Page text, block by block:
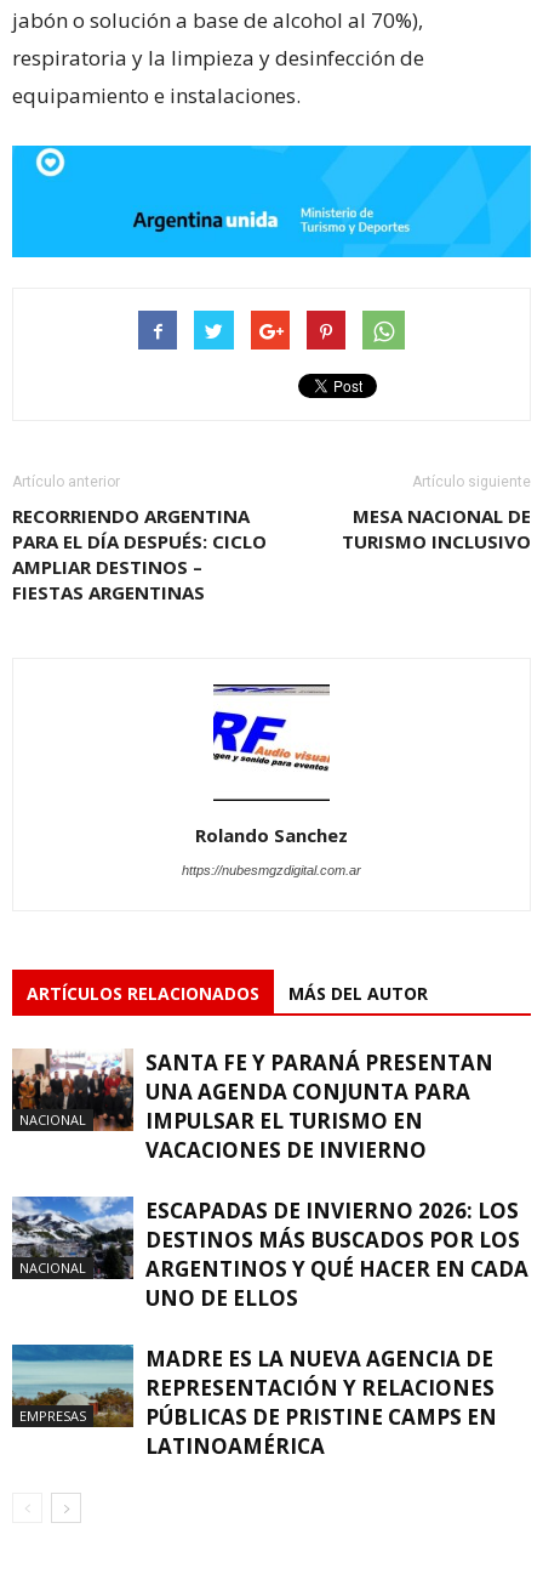
jabón o solución a base de alcohol al 70%),
respiratoria y la limpieza y desinfección de
equipamiento e instalaciones.
Artículo anterior
RECORRIENDO ARGENTINA
PARA EL DÍA DESPUÉS: CICLO
AMPLIAR DESTINOS –
FIESTAS ARGENTINAS
Artículo siguiente
MESA NACIONAL DE
TURISMO INCLUSIVO
Rolando Sanchez
https://nubesmgzdigital.com.ar
ARTÍCULOS RELACIONADOS MÁS DEL AUTOR
NACIONAL
SANTA FE Y PARANÁ PRESENTAN
UNA AGENDA CONJUNTA PARA
IMPULSAR EL TURISMO EN
VACACIONES DE INVIERNO
NACIONAL
ESCAPADAS DE INVIERNO 2026: LOS
DESTINOS MÁS BUSCADOS POR LOS
ARGENTINOS Y QUÉ HACER EN CADA
UNO DE ELLOS
EMPRESAS
MADRE ES LA NUEVA AGENCIA DE
REPRESENTACIÓN Y RELACIONES
PÚBLICAS DE PRISTINE CAMPS EN
LATINOAMÉRICA